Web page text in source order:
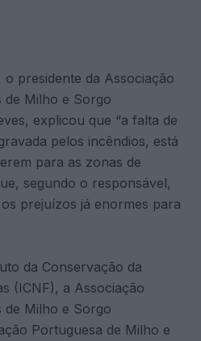
o presidente da Associação
de Milho e Sorgo
explicou que “a falta de
pelos incêndios, está
para as zonas de
segundo o responsável,
prejuízos já enormes para
da Conservação da
(ICNF), a Associação
de Milho e Sorgo
Portuguesa de Milho e